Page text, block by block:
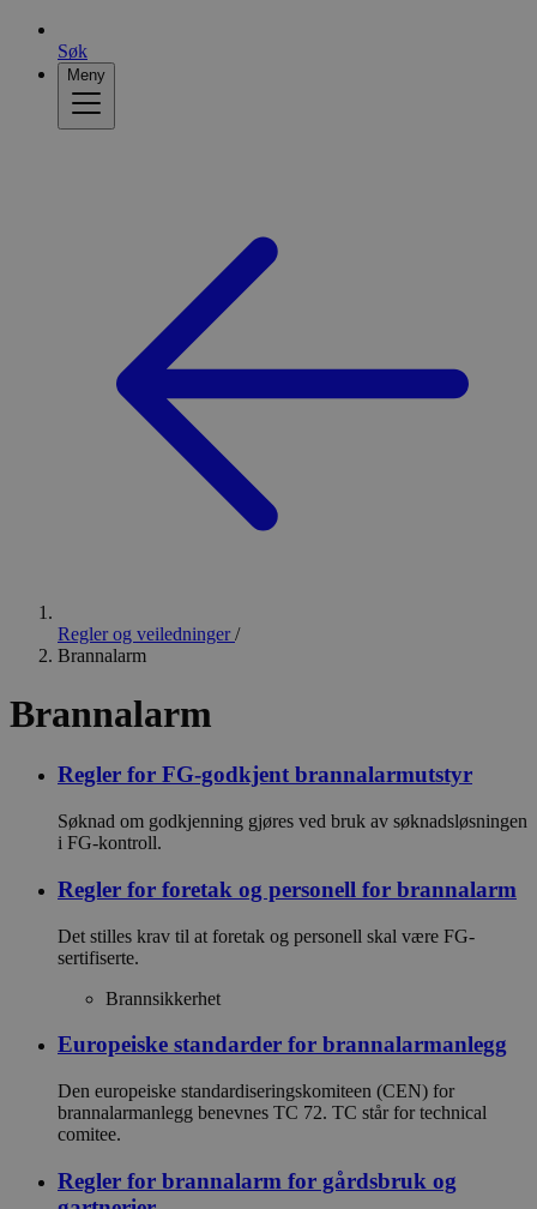
Søk
Meny
Regler og veiledninger/
Brannalarm
Brannalarm
Regler for FG-godkjent brannalarmutstyr
Søknad om godkjenning gjøres ved bruk av søknadsløsningen
i FG-kontroll.
Regler for foretak og personell for brannalarm
Det stilles krav til at foretak og personell skal være FG-
sertifiserte.
Brannsikkerhet
Europeiske standarder for brannalarmanlegg
Den europeiske standardiseringskomiteen (CEN) for
brannalarmanlegg benevnes TC 72. TC står for technical
comitee.
Regler for brannalarm for gårdsbruk og